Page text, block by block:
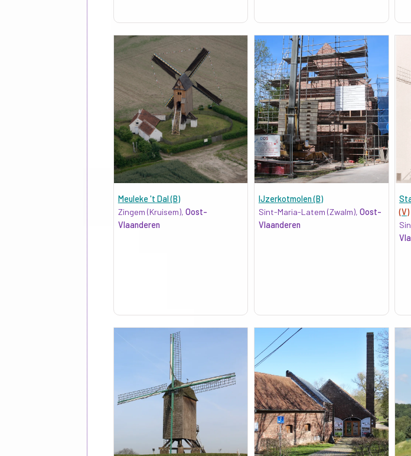
Meuleke 't Dal (B)
Zingem (Kruisem), Oost-
Vlaanderen
IJzerkotmolen (B)
Sint-Maria-Latem (Zwalm), Oost-
Vlaanderen
(V)